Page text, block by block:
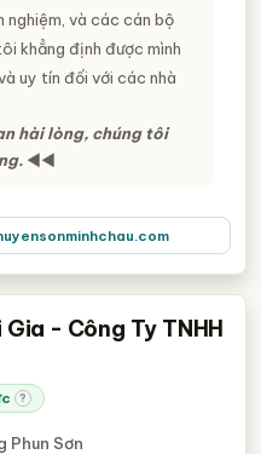
nghiệm, và các cán bộ
khẳng định được mình
uy tín đối với các nhà
hài lòng, chúng tôi
◄◄
- Công Ty TNHH
?
Phun Sơn